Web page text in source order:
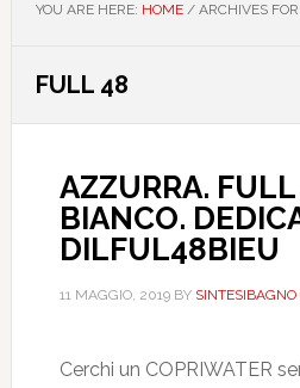
YOU ARE HERE: HOME /ARCHIVES
FULL 48
AZZURRA.
BIANCO.
DILFUL48BIEU
11 MAGGIO, 2019BY
Cerchi un COPRIWATER